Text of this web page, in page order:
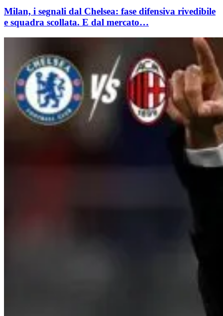
Milan, i segnali dal Chelsea: fase difensiva rivedibile
e squadra scollata. E dal mercato…